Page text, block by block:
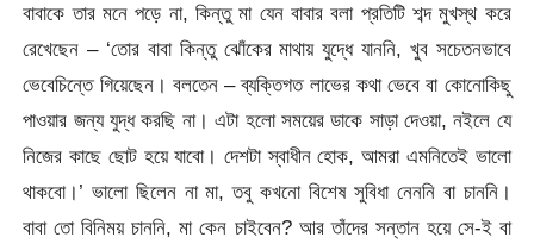
বাবাকে তার মনে পড়ে না, কিন্তু মা যেন বাবার বলা প্রতিটি শব্দ মুখস্থ করে
রেখেছেন – ‘তোর বাবা কিন্তু ঝোঁকের মাথায় যুদ্ধে যাননি, খুব সচেতনভাবে
ভেবেচিন্তে গিয়েছেন। বলতেন – ব্যক্তিগত লাভের কথা ভেবে বা কোনোকিছু
পাওয়ার জন্য যুদ্ধ করছি না। এটা হলো সময়ের ডাকে সাড়া দেওয়া, নইলে যে
নিজের কাছে ছোট হয়ে যাবো। দেশটা স্বাধীন হোক, আমরা এমনিতেই ভালো
থাকবো।’ ভালো ছিলেন না মা, তবু কখনো বিশেষ সুবিধা নেননি বা চাননি।
বাবা তো বিনিময় চাননি, মা কেন চাইবেন? আর তাঁদের সন্তান হয়ে সে-ই বা